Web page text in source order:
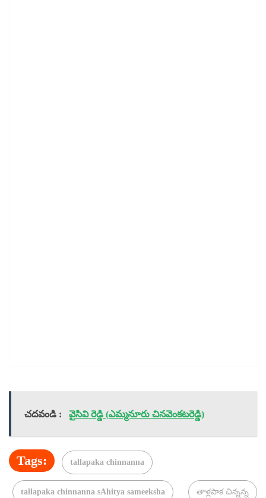
చదవండి : వైసివి రెడ్డి (ఎమ్మనూరు చినవెంకటరెడ్డి)
Tags: tallapaka chinnanna
tallapaka chinnanna sAhitya sameeksha తాళ్లపాక చిన్నన్న